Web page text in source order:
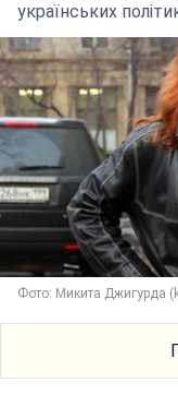
українських
Фото: Микита Джигурда